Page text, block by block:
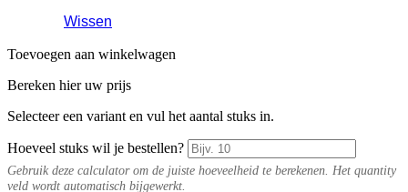
Wissen
Toevoegen aan winkelwagen
Bereken hier uw prijs
Selecteer een variant en vul het aantal stuks in.
Hoeveel stuks wil je bestellen?
Gebruik deze calculator om de juiste hoeveelheid te berekenen. Het quantity
veld wordt automatisch bijgewerkt.